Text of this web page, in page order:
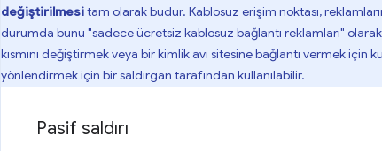
değiştirilmesitam olarak budur. Kablosuz erişim noktası,
durumda bunu "sadece ücretsiz kablosuz bağlantı reklamları"
kısmını değiştirmek veya bir kimlik avı sitesine bağlantı vermek için
yönlendirmek için bir saldırgan tarafından kullanılabilir.
Pasif saldırı